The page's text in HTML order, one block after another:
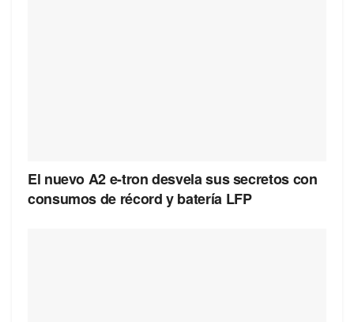
El nuevo A2 e-tron desvela sus secretos con
consumos de récord y batería LFP